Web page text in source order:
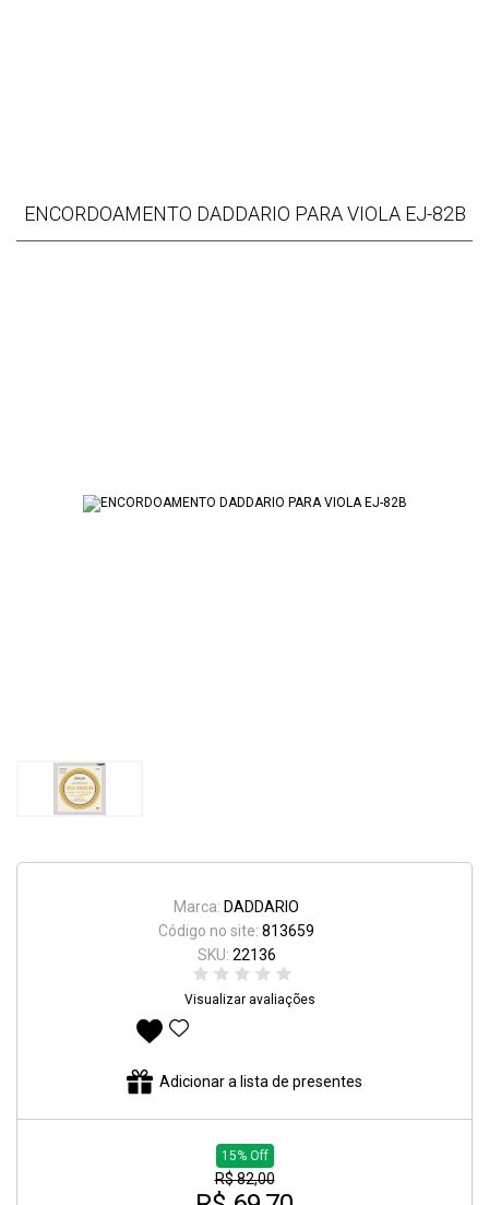
ENCORDOAMENTO DADDARIO PARA VIOLA EJ-82B
Marca: DADDARIO
Código no site: 813659
SKU: 22136
Visualizar avaliações
Adicionar a lista de presentes
15% Off
R$ 82,00